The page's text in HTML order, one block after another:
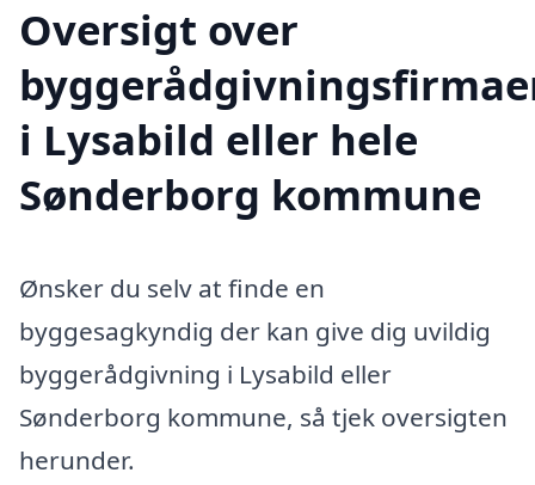
Oversigt over
i Lysabild eller hele
Sønderborg kommune
Ønsker du selv at finde en
byggesagkyndig der kan give dig uvildig
byggerådgivning i Lysabild eller
Sønderborg kommune, så tjek oversigten
herunder.